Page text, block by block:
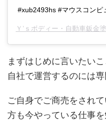
#xub2493hs #マウスコンピ
Ｙ’ｓボディー・自動車鈑金
まずはじめに言いたい
自社で運営するのには専
ご自身でご商売をされ
方も今やっている仕事